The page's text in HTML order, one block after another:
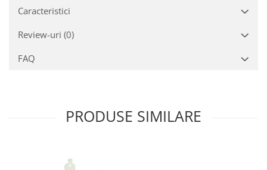
Caracteristici
Review-uri (0)
FAQ
PRODUSE SIMILARE